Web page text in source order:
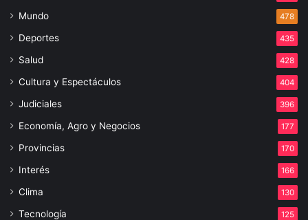
Mundo 478
Deportes 435
Salud 428
Cultura y Espectáculos 404
Judiciales 396
Economía, Agro y Negocios 177
Provincias 170
Interés 166
Clima 130
Tecnología 125